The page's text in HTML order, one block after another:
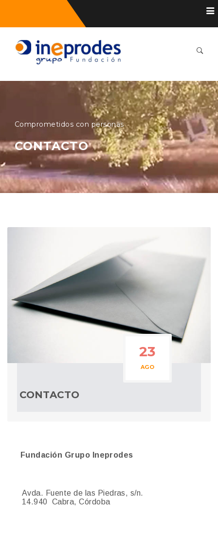
Comprometidos con personas
CONTACTO
23
AGO
CONTACTO
Fundación Grupo Ineprodes
Avda. Fuente de las Piedras, s/n.
14.940
Cabra, Córdoba